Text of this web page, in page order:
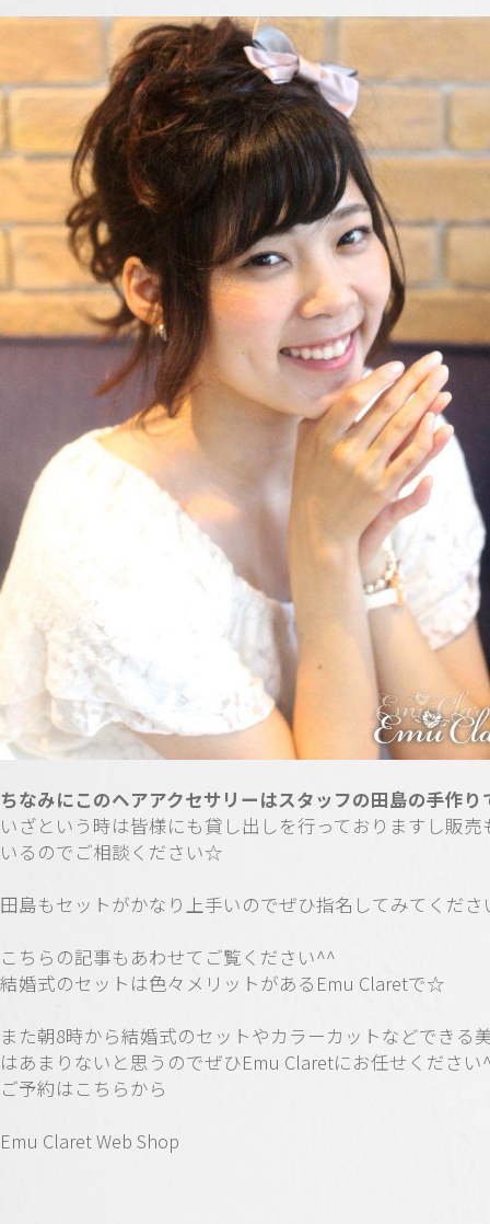
ちなみにこのヘアアクセサリーはスタッフの田島の手作り
いざという時は皆様にも貸し出しを行っておりますし販売
いるのでご相談ください☆
田島もセットがかなり上手いのでぜひ指名してみてくだ
こちらの記事もあわせてご覧ください^^
結婚式のセットは色々メリットがあるEmu Claretで☆
また朝8時から結婚式のセットやカラーカットなどできる
はあまりないと思うのでぜひEmu Claretにお任せください
ご予約はこちらから
Emu Claret Web Shop